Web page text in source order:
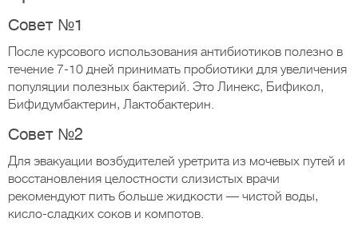
Совет №1
После курсового использования антибиотиков полезно в
течение 7-10 дней принимать пробиотики для увеличения
популяции полезных бактерий. Это Линекс, Бификол,
Бифидумбактерин, Лактобактерин.
Совет №2
Для эвакуации возбудителей уретрита из мочевых путей и
восстановления целостности слизистых врачи
рекомендуют пить больше жидкости — чистой воды,
кисло-сладких соков и компотов.